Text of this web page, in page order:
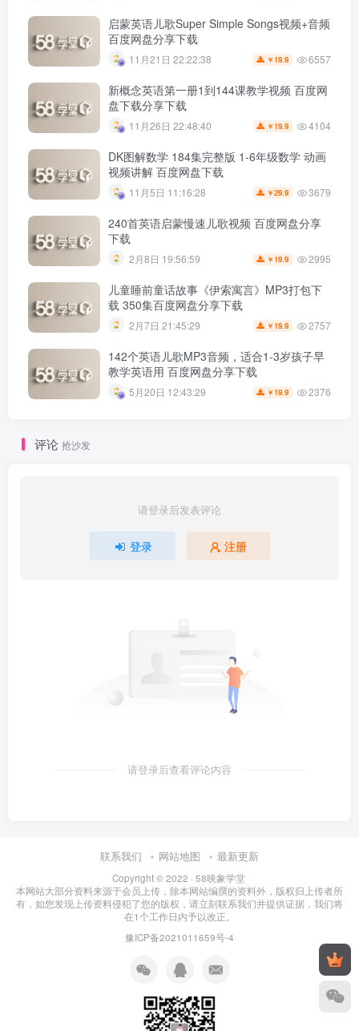
启蒙英语儿歌Super Simple Songs视频+音频
百度网盘分享下载
11月21日 22:22:38 ￥ 19.9 6557
新概念英语第一册1到144课教学视频 百度网
盘下载分享下载
11月26日 22:48:40 ￥ 19.9 4104
DK图解数学 184集完整版 1-6年级数学 动画
视频讲解 百度网盘下载
11月5日 11:16:28 ￥29.9 3679
240首英语启蒙慢速儿歌视频 百度网盘分享
下载
2月8日 19:56:59 ￥ 19.9 2995
儿童睡前童话故事《伊索寓言》MP3打包下
载 350集百度网盘分享下载
2月7日 21:45:29 ￥ 19.9 2757
142个英语儿歌MP3音频，适合1-3岁孩子早
教学英语用 百度网盘分享下载
5月20日 12:43:29 ￥ 19.9 2376
评论 抢沙发
请登录后发表评论
登录 注册
请登录后查看评论内容
联系我们 网站地图 最新更新
Copyright © 2022 · 58映象学堂
本网站大部分资料来源于会员上传，除本网站编撰的资料外，版权归上传者所
有，如您发现上传资料侵犯了您的版权，请立刻联系我们并提供证据，我们将
在1个工作日内予以改正。
豫ICP备2021011659号-4